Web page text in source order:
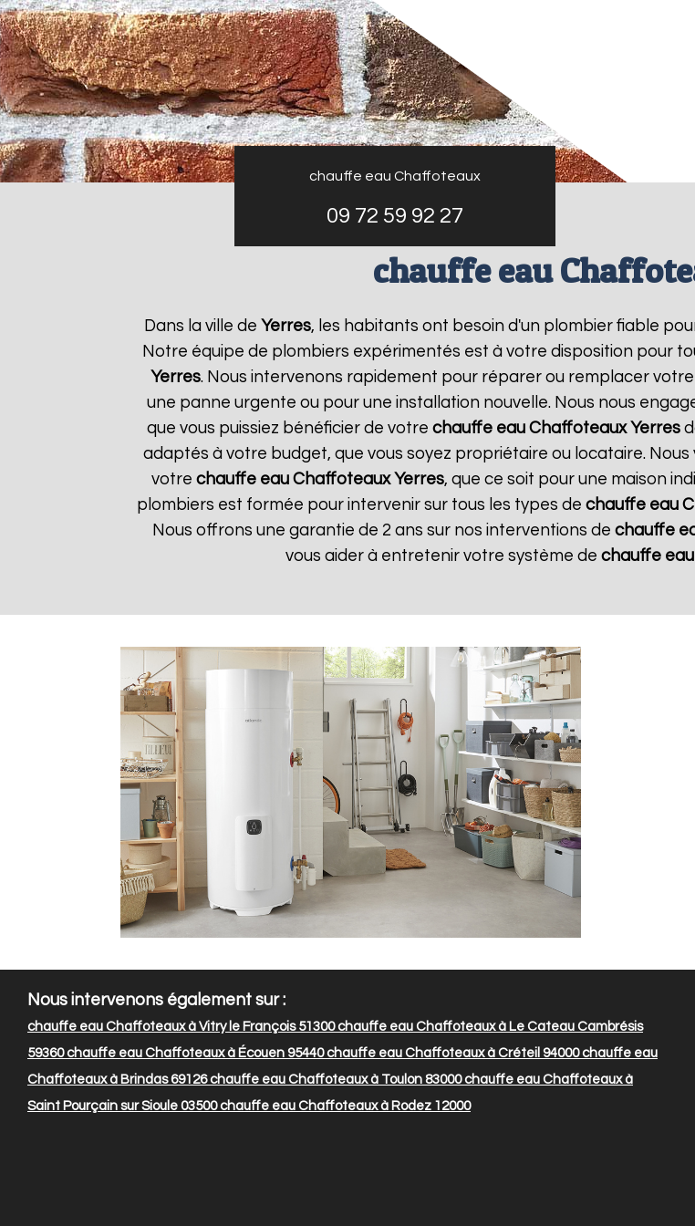
chauffe eau Chaffoteaux
09 72 59 92 27
chauffe eau
Dans la ville de Yerres, les habitants ont besoin d'un plombier fiable
Notre équipe de plombiers expérimentés est à votre disposition pour
Yerres. Nous intervenons rapidement pour réparer ou remplacer votre
une panne urgente ou pour une installation nouvelle. Nous nous
que vous puissiez bénéficier de votre chauffe eau Chaffoteaux Yerres
adaptés à votre budget, que vous soyez propriétaire ou locataire.
votre chauffe eau Chaffoteaux Yerres, que ce soit pour une maison
plombiers est formée pour intervenir sur tous les types de chauffe eau
Nous offrons une garantie de 2 ans sur nos interventions de chauffe
vous aider à entretenir votre système de chauffe
Nous intervenons également sur :
chauffe eau Chaffoteaux à Vitry le François 51300chauffe eau Chaffoteaux à Le Cateau Cambrésis
59360chauffe eau Chaffoteaux à Écouen 95440chauffe eau Chaffoteaux à Créteil 94000chauffe eau
Chaffoteaux à Brindas 69126chauffe eau Chaffoteaux à Toulon 83000chauffe eau Chaffoteaux à
Saint Pourçain sur Sioule 03500chauffe eau Chaffoteaux à Rodez 12000